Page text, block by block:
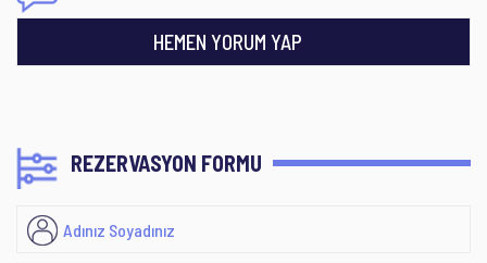
HEMEN YORUM YAP
REZERVASYON FORMU